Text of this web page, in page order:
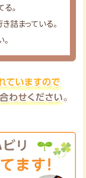
。
詰まっている。